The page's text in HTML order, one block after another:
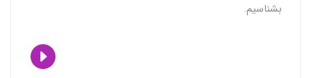
بشناسیم.